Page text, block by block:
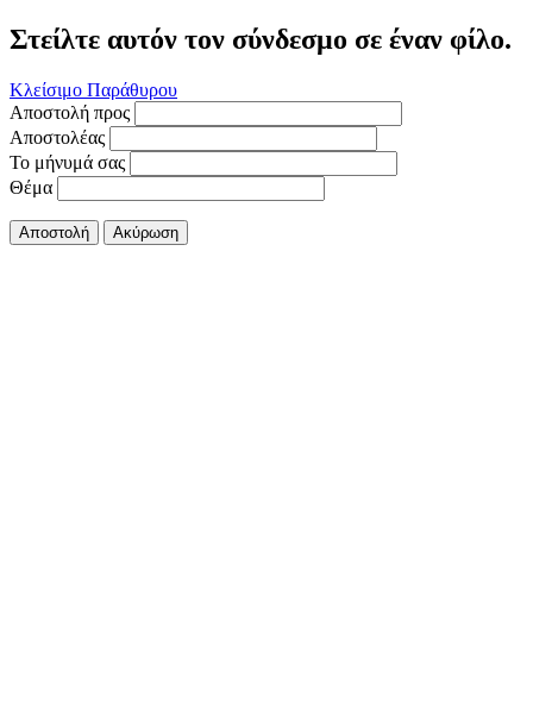
Στείλτε αυτόν τον σύνδεσμο σε έναν φίλο.
Κλείσιμο Παράθυρου
Αποστολή προς
Αποστολέας
Το μήνυμά σας
Θέμα
Αποστολή Ακύρωση